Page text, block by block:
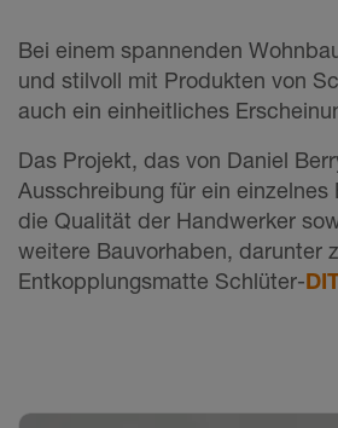
Bei einem spannenden
und stilvoll mit Produkten von
auch ein einheitliches
Das Projekt, das von Daniel
Ausschreibung für ein
die Qualität der Handwerker
weitere Bauvorhaben, darunter
Entkopplungsmatte Schlüter-